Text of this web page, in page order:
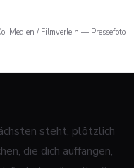
Medien / Filmverleih — Pressefoto
steht, plötzlich
die dich auffangen,